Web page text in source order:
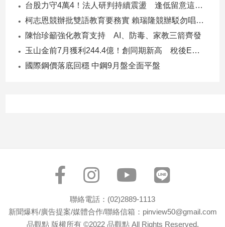
台股力守4萬4！法人研判持續震盪 逢低留意這些族群
柯志恩競辦批雙語教育要務實 賴瑞隆競辦駁勿唱衰高雄
陳怡珍籲強化教育支持 AI、防毒、家教三箭齊發
玉山金前7月獲利244.4億！創同期新高 稅後EPS自結1.51元
國際鋼價落底回穩 中鋼9月盤全面平盤
聯絡電話：(02)2889-1113
新聞爆料/廣告提案/媒體合作/聯絡信箱：pinview50@gmail.com
品觀點 版權所有 ©2022 品觀點 All Rights Reserved.